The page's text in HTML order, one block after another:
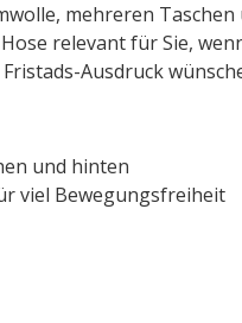
mehreren Taschen
relevant für Sie,
Ausdruck
und hinten
viel Bewegungsfreiheit